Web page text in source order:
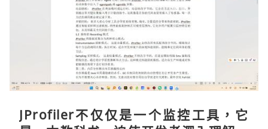
JProfiler不仅仅是一个监控工具，它